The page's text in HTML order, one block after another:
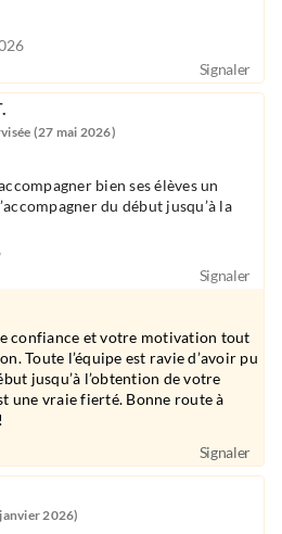
Signaler
(27 mai 2026)
bien ses élèves un
du début jusqu’à la
Signaler
confiance et votre motivation tout
Toute l’équipe est ravie d’avoir pu
jusqu’à l’obtention de votre
une vraie fierté. Bonne route à
Signaler
2026)